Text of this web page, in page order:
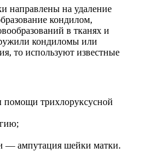
направлены на удаление
кондилом,
в тканях и
кондиломы или
то используют известные
трихлоруксусной
— ампутация шейки матки.